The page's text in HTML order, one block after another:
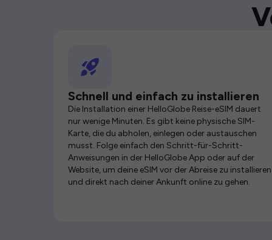
Schnell und einfach zu installieren
Die Installation einer HelloGlobe Reise-eSIM dauert
nur wenige Minuten. Es gibt keine physische SIM-
Karte, die du abholen, einlegen oder austauschen
musst. Folge einfach den Schritt-für-Schritt-
Anweisungen in der HelloGlobe App oder auf der
Website, um deine eSIM vor der Abreise zu installieren
und direkt nach deiner Ankunft online zu gehen.